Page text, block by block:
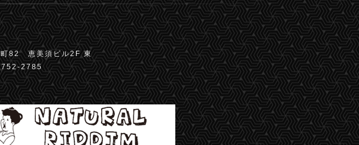
町82 恵美須ビル2F 東
2785